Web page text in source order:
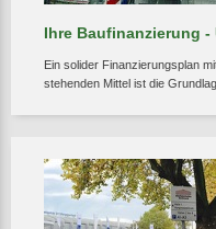
Ihre Baufinanzierung -
Ein solider Finanzierungsplan
stehenden Mittel ist die